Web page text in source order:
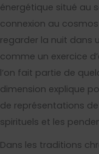
énergétique situé au
connexion au
regarder la nuit dans
comme un exercice
l’on fait partie de
dimension explique
de représentations
spirituels et les
Dans les traditions